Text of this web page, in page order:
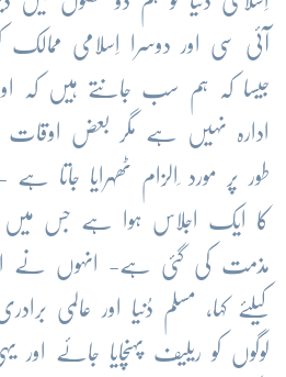
آئی سی اور دوسرا اِسلامی
جیسا کہ ہم سب جانتے ہیں کہ
ادارہ نہیں ہے مگر بعض اوقات
طور پر مورد ِالزام ٹھہرایا جاتا
کا ایک اجلاس ہوا ہے جس میں
مذمت کی گئی ہے- انہوں نے
کیلئے کہا، مسلم دُنیا اور عالمی
لوگوں کو ریلیف پہنچایا جائے اور